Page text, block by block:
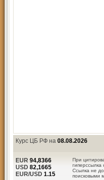
Курс ЦБ РФ на 08.08.2026
При
гиперссылка
Ссылка не
поисковыми
EUR 94,8366
USD 82,1665
EUR/USD 1.15